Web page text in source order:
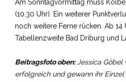
Am Sonntagvormittag muss
(10.30 Uhr). Ein weiterer
noch weitere Ferne rücken. Ab
Tabellenzweite Bad Driburg und
Beitragsfoto oben:Jessica Göbel
erfolgreich und gewann ihr